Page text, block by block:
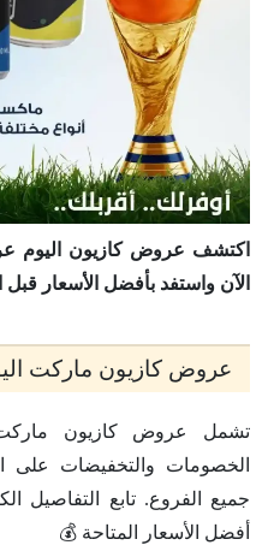
الآن واستفد بأفضل الأسعار قبل
عروض كازيون ماركت اليوم
تشمل عروض كازيون
الخصومات والتخفيضات على
جميع الفروع. تابع التفاصيل
أفضل الأسعار المتاحة 💰